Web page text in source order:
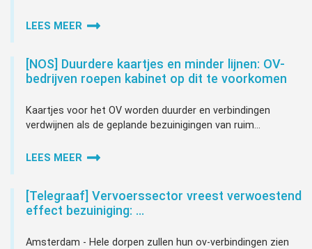
LEES MEER
[NOS] Duurdere kaartjes en minder lijnen: OV-
bedrijven roepen kabinet op dit te voorkomen
Kaartjes voor het OV worden duurder en verbindingen
verdwijnen als de geplande bezuinigingen van ruim...
LEES MEER
[Telegraaf] Vervoerssector vreest verwoestend
effect bezuiniging: …
Amsterdam - Hele dorpen zullen hun ov-verbindingen zien